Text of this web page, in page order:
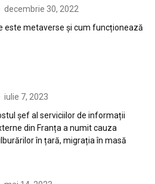
decembrie 30, 2022
este metaverse și cum funcționează
iulie 7, 2023
șef al serviciilor de informații
din Franța a numit cauza
în țară, migrația în masă